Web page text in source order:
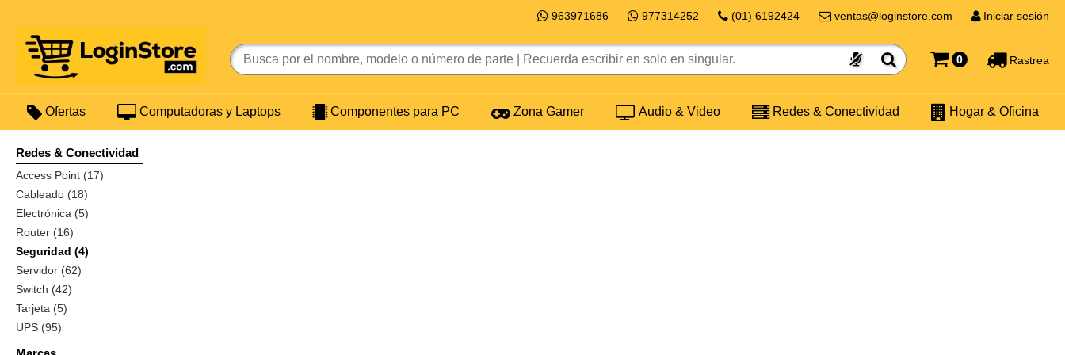
963971686 977314252 (01) 6192424 ventas@loginstore.com Iniciar sesión
0 Rastrea
Ofertas Computadoras y Laptops Componentes para PC Zona Gamer Audio & Video Redes & Conectividad Hogar & Oficina
Redes & Conectividad
Access Point (17)
Cableado (18)
Electrónica (5)
Router (16)
Seguridad (4)
Servidor (62)
Switch (42)
Tarjeta (5)
UPS (95)